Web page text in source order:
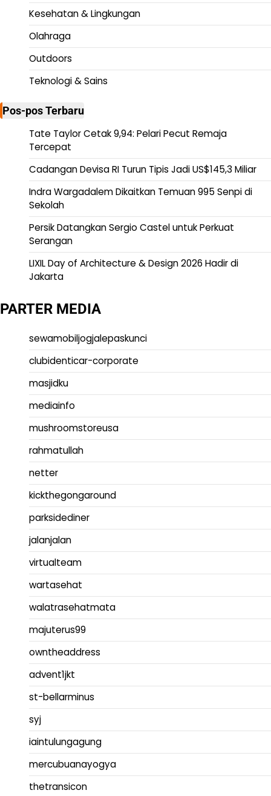
Kesehatan & Lingkungan
Olahraga
Outdoors
Teknologi & Sains
Pos-pos Terbaru
Tate Taylor Cetak 9,94: Pelari Pecut Remaja
Tercepat
Cadangan Devisa RI Turun Tipis Jadi US$145,3 Miliar
Indra Wargadalem Dikaitkan Temuan 995 Senpi di
Sekolah
Persik Datangkan Sergio Castel untuk Perkuat
Serangan
LIXIL Day of Architecture & Design 2026 Hadir di
Jakarta
PARTER MEDIA
sewamobiljogjalepaskunci
clubidenticar-corporate
masjidku
mediainfo
mushroomstoreusa
rahmatullah
netter
kickthegongaround
parksidediner
jalanjalan
virtualteam
wartasehat
walatrasehatmata
majuterus99
owntheaddress
advent1jkt
st-bellarminus
syj
iaintulungagung
mercubuanayogya
thetransicon